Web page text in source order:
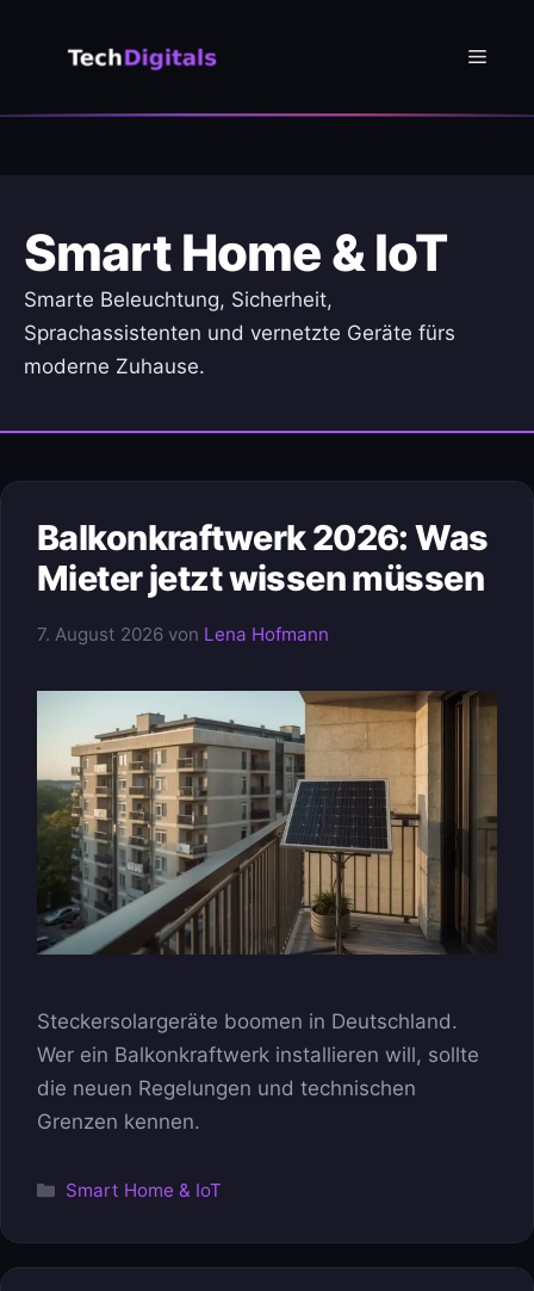
Menü
Smart Home & IoT
Smarte Beleuchtung, Sicherheit,
Sprachassistenten und vernetzte Geräte fürs
moderne Zuhause.
Balkonkraftwerk 2026: Was
Mieter jetzt wissen müssen
7. August 2026 von Lena Hofmann
Steckersolargeräte boomen in Deutschland.
Wer ein Balkonkraftwerk installieren will, sollte
die neuen Regelungen und technischen
Grenzen kennen.
Kategorien
Smart Home & IoT